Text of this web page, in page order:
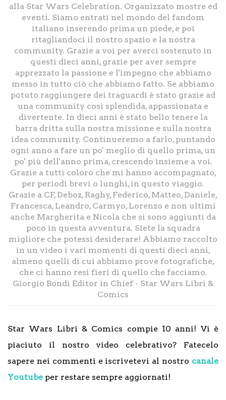
alla Star Wars Celebration. Organizzato mostre ed
eventi. Siamo entrati nel mondo del fandom
italiano inserendo prima un piede, e poi
ritagliandoci il nostro spazio e la nostra
community. Grazie a voi per averci sostenuto in
questi dieci anni, grazie per aver sempre
apprezzato la passione e l'impegno che abbiamo
messo in tutto ciò che abbiamo fatto. Se abbiamo
potuto raggiungere dei traguardi è stato grazie ad
una community così splendida, appassionata e
divertente. In dieci anni è stato bello tenere la
barra dritta sulla nostra missione e sulla nostra
idea community. Continueremo a farlo, puntando
ogni anno a fare un po' meglio di quello prima, un
po' più dell'anno prima, crescendo insieme a voi.
Grazie a tutti coloro che mi hanno accompagnato,
per periodi brevi o lunghi, in questo viaggio.
Grazie a CF, Deboz, Raghy, Federico, Matteo, Daniele,
Francesca, Leandro, Carmyo, Lorenzo e non ultimi
anche Margherita e Nicola che si sono aggiunti da
poco in questa avventura. Siete la squadra
migliore che potessi desiderare! Abbiamo raccolto
in un video i vari momenti di questi dieci anni,
almeno quelli di cui abbiamo prove fotografiche,
che ci hanno resi fieri di quello che facciamo.
Giorgio Bondì Editor in Chief - Star Wars Libri &
Comics
Star Wars Libri & Comics compie 10 anni! Vi è
piaciuto il nostro video celebrativo? Fatecelo
sapere nei commenti e iscrivetevi al nostro canale
Youtube per restare sempre aggiornati!